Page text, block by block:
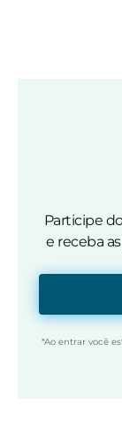
Participe
e receba
*Ao entrar você